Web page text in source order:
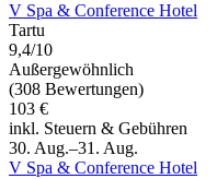
V Spa & Conference Hotel
Tartu
9,4/10
Außergewöhnlich
(308 Bewertungen)
103 €
inkl. Steuern & Gebühren
30. Aug.–31. Aug.
V Spa & Conference Hotel